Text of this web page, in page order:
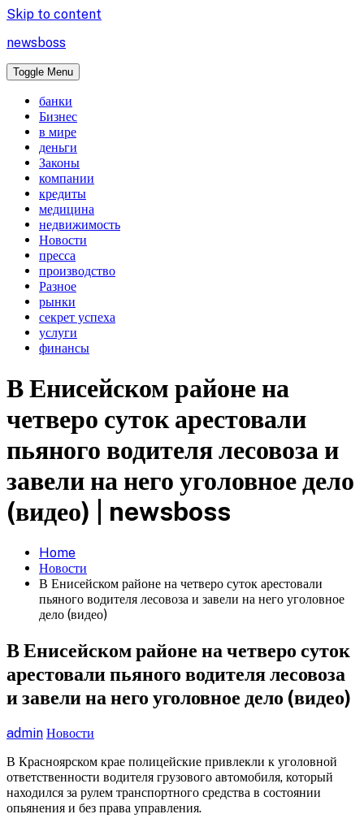
Skip to content
newsboss
Toggle Menu
банки
Бизнес
в мире
деньги
Законы
компании
кредиты
медицина
недвижимость
Новости
пресса
производство
Разное
рынки
секрет успеха
услуги
финансы
В Енисейском районе на
четверо суток арестовали
пьяного водителя лесовоза и
завели на него уголовное дело
(видео) | newsboss
Home
Новости
В Енисейском районе на четверо суток арестовали
пьяного водителя лесовоза и завели на него уголовное
дело (видео)
В Енисейском районе на четверо суток
арестовали пьяного водителя лесовоза
и завели на него уголовное дело (видео)
admin Новости
В Красноярском крае полицейские привлекли к уголовной
ответственности водителя грузового автомобиля, который
находился за рулем транспортного средства в состоянии
опьянения и без права управления.